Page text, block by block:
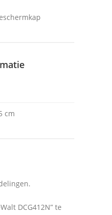
cm
DCG412N” te